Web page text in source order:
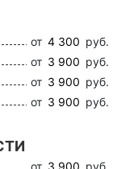
от 4 300 руб.
от 3 900 руб.
от 3 900 руб.
от 3 900 руб.
от 3 900 руб.